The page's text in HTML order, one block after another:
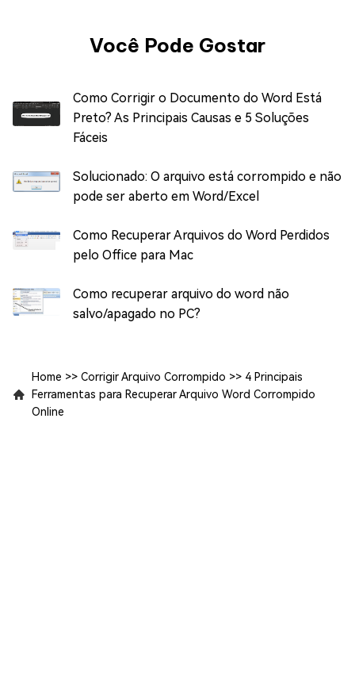
Você Pode Gostar
Como Corrigir o Documento do Word Está
Preto? As Principais Causas e 5 Soluções
Fáceis
Solucionado: O arquivo está corrompido e não
pode ser aberto em Word/Excel
Como Recuperar Arquivos do Word Perdidos
pelo Office para Mac
Como recuperar arquivo do word não
salvo/apagado no PC?
Home >> Corrigir Arquivo Corrompido >> 4 Principais
Ferramentas para Recuperar Arquivo Word Corrompido
Online